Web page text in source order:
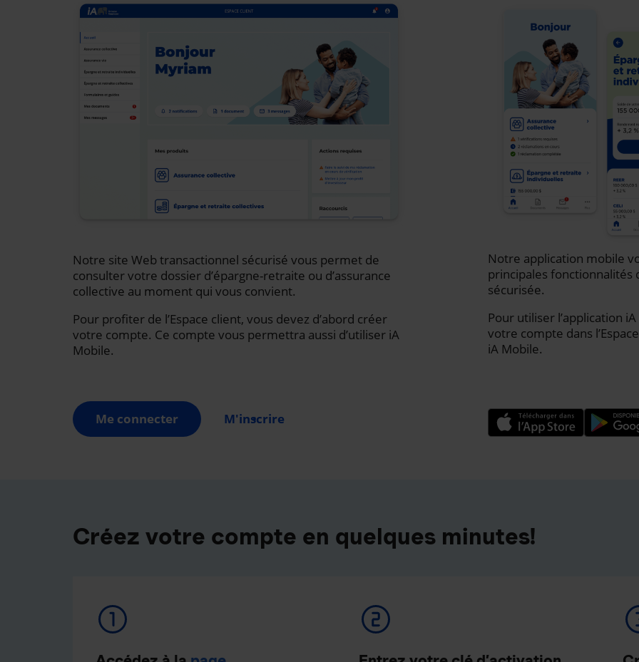
Notre site Web transactionnel sécurisé vous permet de
consulter votre dossier d’épargne-retraite ou d’assurance
collective au moment qui vous convient.
Pour profiter de l’Espace client, vous devez d’abord créer
votre compte. Ce compte vous permettra aussi d’utiliser iA
Mobile.
Me connecter M'inscrire
Notre application mobile
principales fonctionnalités
sécurisée.
Pour utiliser l’application
votre compte dans
iA Mobile.
Créez votre compte en quelques minutes!